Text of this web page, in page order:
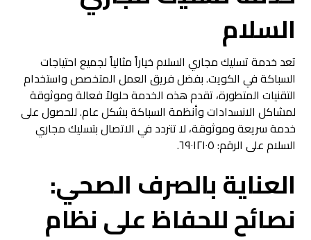
السلام
تعد خدمة تسليك مجاري السلام خياراً مثالياً لجميع احتياجات
السباكة في الكويت. بفضل فريق العمل المتخصص واستخدام
التقنيات المتطورة، تقدم هذه الخدمة حلولاً فعالة وموثوقة
لمشاكل الانسدادات وأنظمة السباكة بشكل عام. للحصول على
خدمة سريعة وموثوقة، لا تتردد في الاتصال بتسليك مجاري
السلام على الرقم: ٦٩٠١٢١٠٥.
العناية بالصرف الصحي:
نصائح للحفاظ على نظام